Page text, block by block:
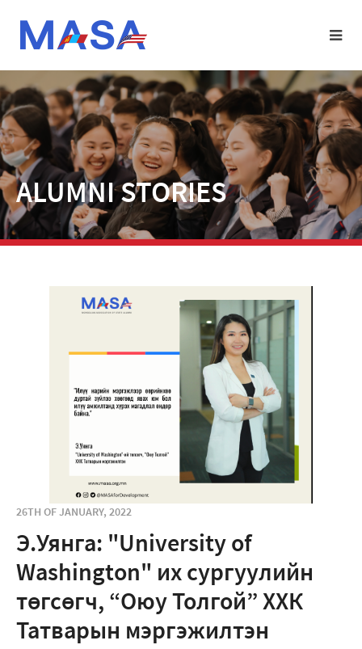
ALUMNI STORIES
26TH OF JANUARY, 2022
Э.Уянга: "University of
Washington" их сургуулийн
төгсөгч, “Оюу Толгой” ХХК
Татварын мэргэжилтэн